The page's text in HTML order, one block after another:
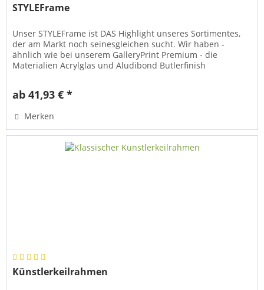
STYLEFrame
Unser STYLEFrame ist DAS Highlight unseres Sortimentes,
der am Markt noch seinesgleichen sucht. Wir haben -
ähnlich wie bei unserem GalleryPrint Premium - die
Materialien Acrylglas und Aludibond Butlerfinish
ab 41,93 € *
Merken
Künstlerkeilrahmen